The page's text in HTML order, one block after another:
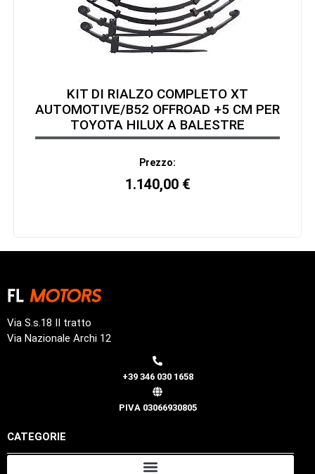
KIT DI RIALZO COMPLETO XT
AUTOMOTIVE/B52 OFFROAD +5 CM PER
TOYOTA HILUX A BALESTRE
Prezzo:
1.140,00 €
Via S.s.18 II tratto
Via Nazionale Archi 12
+39 346 030 1658
PIVA 03066930805
CATEGORIE